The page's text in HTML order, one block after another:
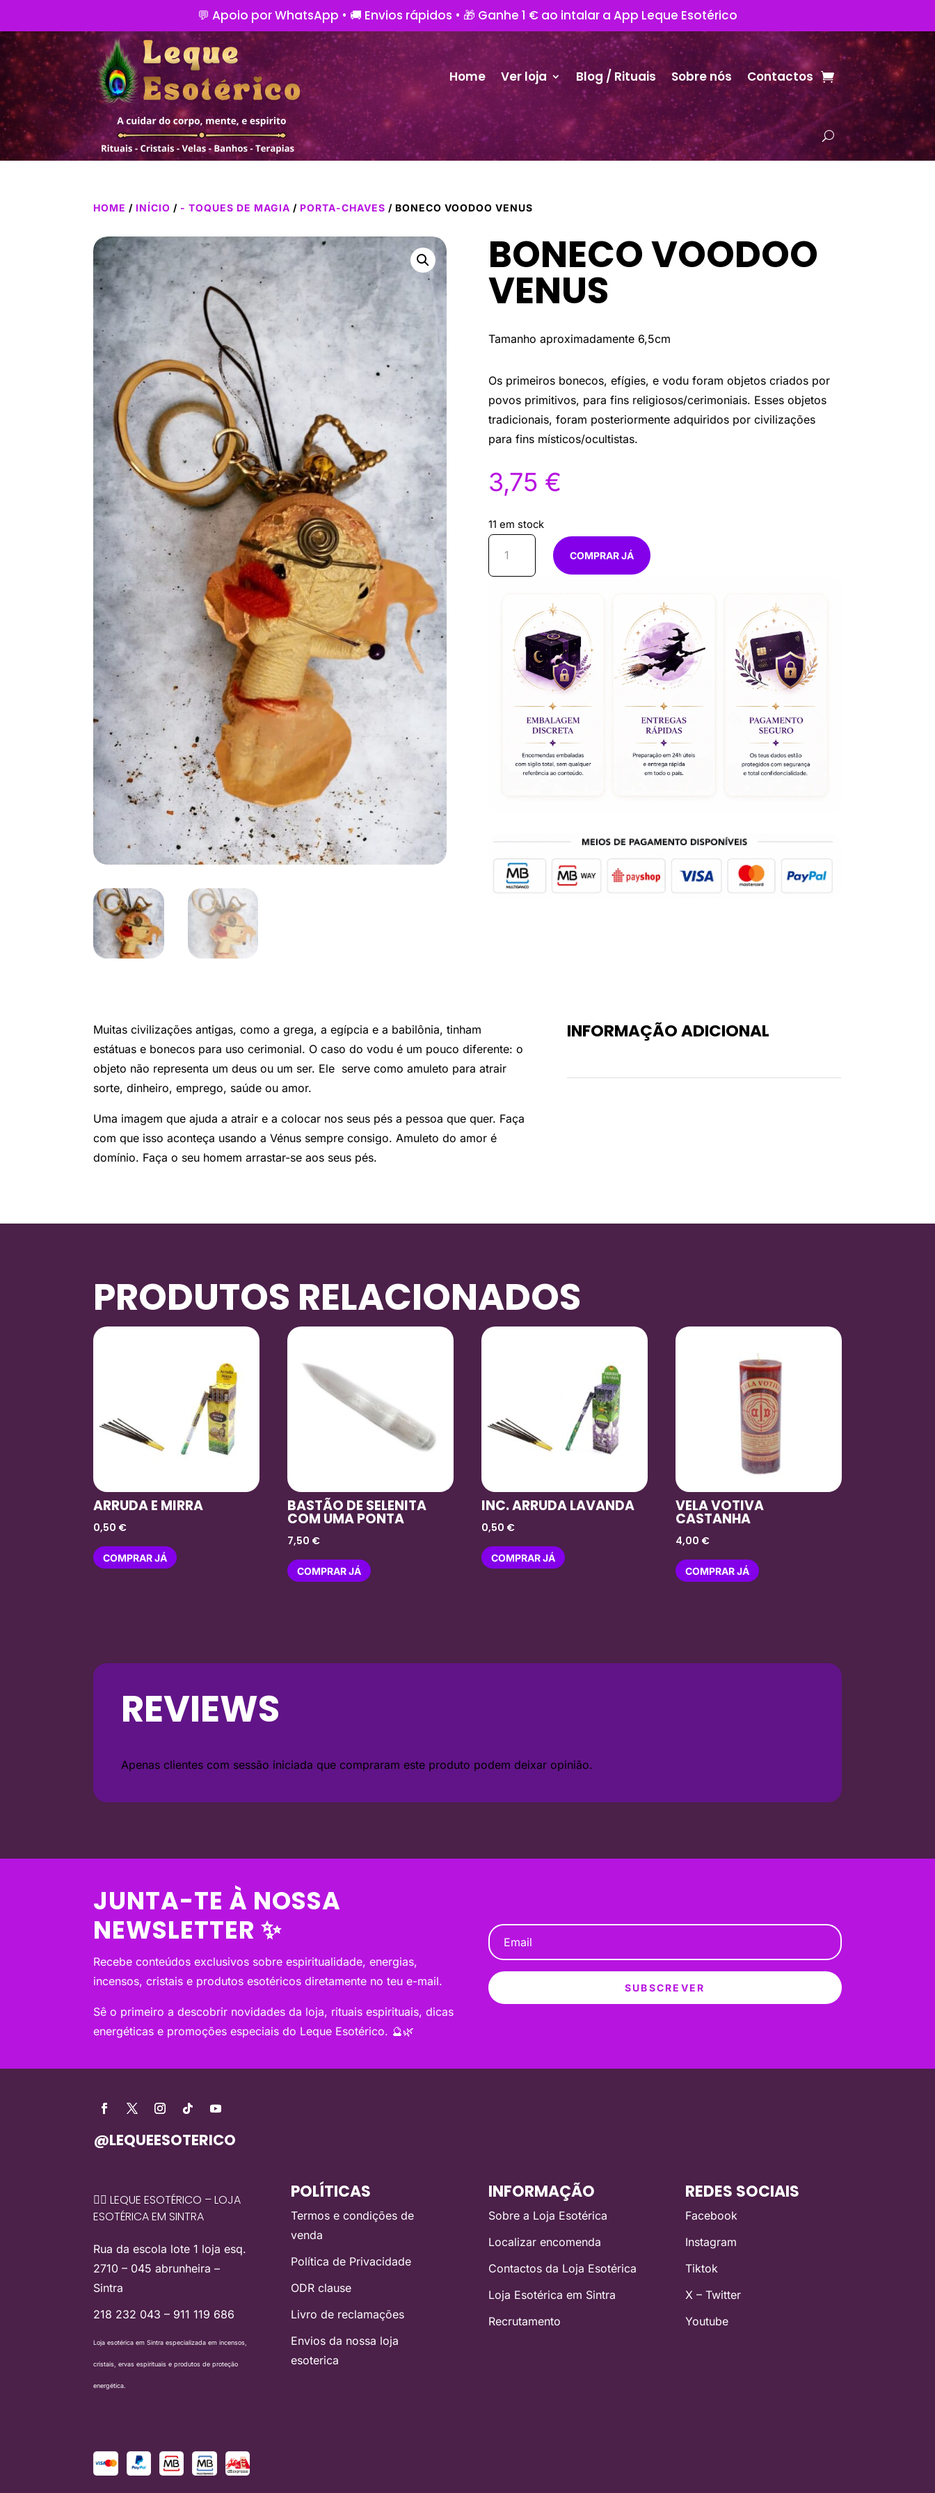
💬 Apoio por WhatsApp • 🚚 Envios rápidos • 🎁 Ganhe 1 € ao intalar a App Leque Esotérico
Home Ver loja Blog / Rituais Sobre nós Contactos
HOME / INÍCIO / - TOQUES DE MAGIA / PORTA-CHAVES / BONECO VOODOO VENUS
BONECO VOODOO
VENUS
Tamanho aproximadamente 6,5cm
Os primeiros bonecos, efígies, e vodu foram objetos criados por
povos primitivos, para fins religiosos/cerimoniais. Esses objetos
tradicionais, foram posteriormente adquiridos por civilizações
para fins místicos/ocultistas.
3,75 €
11 em stock
Quantidade
COMPRAR JÁ
Muitas civilizações antigas, como a grega, a egípcia e a babilônia, tinham
estátuas e bonecos para uso cerimonial. O caso do vodu é um pouco diferente: o
objeto não representa um deus ou um ser. Ele serve como amuleto para atrair
sorte, dinheiro, emprego, saúde ou amor.
Uma imagem que ajuda a atrair e a colocar nos seus pés a pessoa que quer. Faça
com que isso aconteça usando a Vénus sempre consigo. Amuleto do amor é
domínio. Faça o seu homem arrastar-se aos seus pés.
INFORMAÇÃO ADICIONAL
PRODUTOS RELACIONADOS
ARRUDA E MIRRA
0,50 €
COMPRAR JÁ
BASTÃO DE SELENITA
COM UMA PONTA
7,50 €
COMPRAR JÁ
INC. ARRUDA LAVANDA
0,50 €
COMPRAR JÁ
VELA VOTIVA
CASTANHA
4,00 €
COMPRAR JÁ
REVIEWS
Apenas clientes com sessão iniciada que compraram este produto podem deixar opinião.
JUNTA-TE À NOSSA
NEWSLETTER ✨
Recebe conteúdos exclusivos sobre espiritualidade, energias,
incensos, cristais e produtos esotéricos diretamente no teu e-mail.
Sê o primeiro a descobrir novidades da loja, rituais espirituais, dicas
energéticas e promoções especiais do Leque Esotérico. 🔮🌿
SUBSCREVER
@LEQUEESOTERICO
🧙‍♀️ LEQUE ESOTÉRICO – LOJA
ESOTÉRICA EM SINTRA
Rua da escola lote 1 loja esq.
2710 – 045 abrunheira –
Sintra
218 232 043 – 911 119 686
Loja esotérica em Sintra especializada em incensos,
cristais, ervas espirituais e produtos de proteção
energética.
POLÍTICAS
Termos e condições de
venda
Política de Privacidade
ODR clause
Livro de reclamações
Envios da nossa loja
esoterica
INFORMAÇÃO
Sobre a Loja Esotérica
Localizar encomenda
Contactos da Loja Esotérica
Loja Esotérica em Sintra
Recrutamento
REDES SOCIAIS
Facebook
Instagram
Tiktok
X – Twitter
Youtube